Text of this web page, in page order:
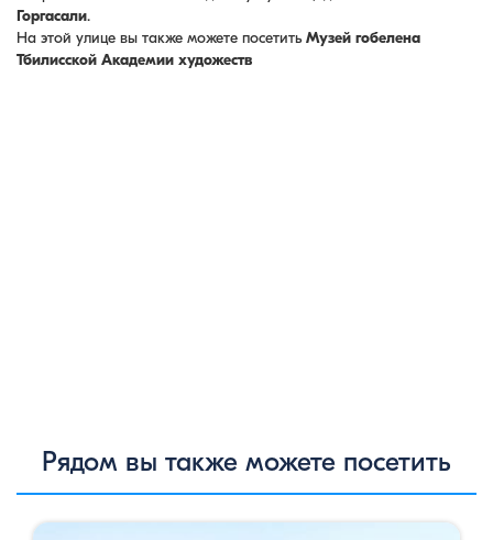
Горгасали.
На этой улице вы также можете посетитьМузей гобелена
Тбилисской Академии художеств
Рядом вы также можете посетить